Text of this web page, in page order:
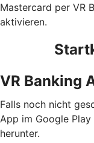
Mastercard per VR
aktivieren.
VR Banking
Falls noch nicht
App im Google
herunter.